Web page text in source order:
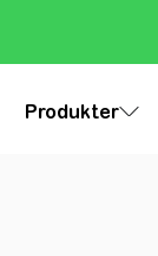
Produkter